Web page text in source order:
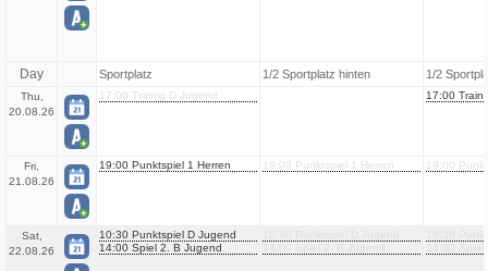
Day Sportplatz 1/2 Sportplatz hinten 1/2
Thu,
20.08.26
17:00 Trainig D Jugend 17:00
Fri,
21.08.26
19:00 Punktspiel 1 Herren 19:00 Punktspiel 1 Herren 19:00
Sat,
22.08.26
10:30 Punktspiel D Jugend
14:00 Spiel 2. B Jugend